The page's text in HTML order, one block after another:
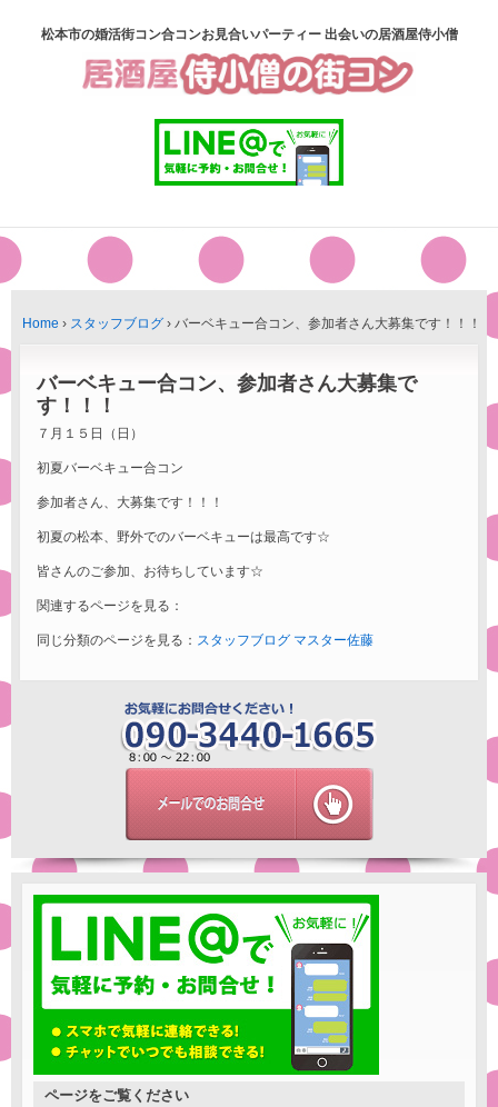
松本市の婚活街コン合コンお見合いパーティー 出会いの居酒屋侍小僧
Home › スタッフブログ › バーベキュー合コン、参加者さん大募集です！！！
バーベキュー合コン、参加者さん大募集で
す！！！
７月１５日（日）
初夏バーベキュー合コン
参加者さん、大募集です！！！
初夏の松本、野外でのバーベキューは最高です☆
皆さんのご参加、お待ちしています☆
関連するページを見る：
同じ分類のページを見る： スタッフブログ マスター佐藤
ページをご覧ください